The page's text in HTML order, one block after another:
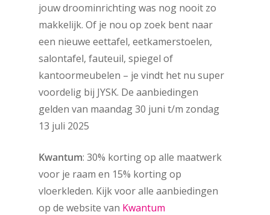
jouw droominrichting was nog nooit zo
makkelijk. Of je nou op zoek bent naar
een nieuwe eettafel, eetkamerstoelen,
salontafel, fauteuil, spiegel of
kantoormeubelen – je vindt het nu super
voordelig bij JYSK. De aanbiedingen
gelden van maandag 30 juni t/m zondag
13 juli 2025
Kwantum: 30% korting op alle maatwerk
voor je raam en 15% korting op
vloerkleden. Kijk voor alle aanbiedingen
op de website van Kwantum